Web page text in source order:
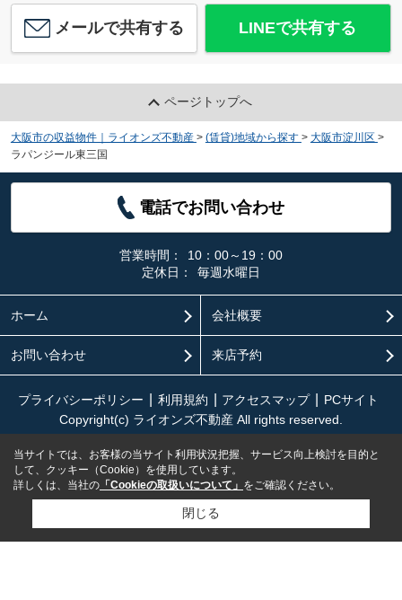
メールで共有する LINEで共有する
ページトップへ
大阪市の収益物件｜ライオンズ不動産 > (賃貸)地域から探す > 大阪市淀川区 >
ラパンジール東三国
電話でお問い合わせ
営業時間：
10：00～19：00
定休日：
毎週水曜日
ホーム 会社概要
お問い合わせ 来店予約
プライバシーポリシー 利用規約 アクセスマップ
PCサイト
Copyright(c) ライオンズ不動産 All rights reserved.
当サイトでは、お客様の当サイト利用状況把握、サービス向上検討を目的と
して、クッキー（Cookie）を使用しています。
詳しくは、当社の 「Cookieの取扱いについて」 をご確認ください。
閉じる